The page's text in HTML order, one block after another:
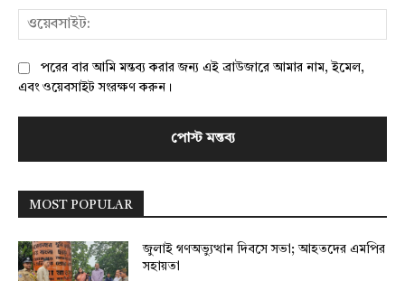
পরের বার আমি মন্তব্য করার জন্য এই ব্রাউজারে আমার নাম, ইমেল,
এবং ওয়েবসাইট সংরক্ষণ করুন।
MOST POPULAR
জুলাই গণঅভ্যুত্থান দিবসে সভা; আহতদের এমপির
সহায়তা